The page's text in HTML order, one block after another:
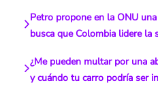
Petro propone en la ONU
busca que Colombia lidere la
¿Me pueden multar por una
y cuándo tu carro podría ser